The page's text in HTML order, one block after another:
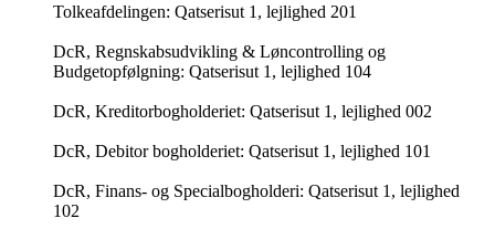
Tolkeafdelingen: Qatserisut 1, lejlighed 201
DcR, Regnskabsudvikling & Løncontrolling og
Budgetopfølgning: Qatserisut 1, lejlighed 104
DcR, Kreditorbogholderiet: Qatserisut 1, lejlighed 002
DcR, Debitor bogholderiet: Qatserisut 1, lejlighed 101
DcR, Finans- og Specialbogholderi: Qatserisut 1, lejlighed
102